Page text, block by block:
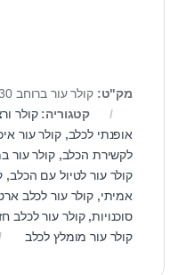
מק"ט:קולר עור ברוחב 30 ממ עם קישוט קוצים וגולגולת
קטגוריה:קולר
אופנתי לכלב,קולר עור
לקשירת הכלב,קולר עור
קולר עור לטיול עם הכלב,
אמיתי,קולר עור לכלב
סוכנויות,קולר עור לכלב
קולר עור מומלץ לכלב